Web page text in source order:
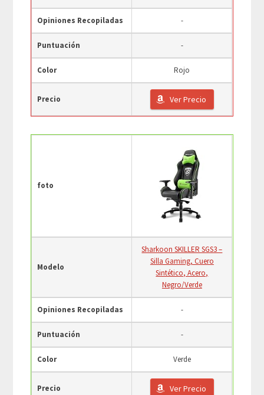
Opiniones Recopiladas -
Puntuación -
Color Rojo
Precio Ver Precio
foto
Modelo
Sharkoon SKILLER SGS3 –
Silla Gaming, Cuero
Sintético, Acero,
Negro/Verde
Opiniones Recopiladas -
Puntuación -
Color Verde
Precio Ver Precio